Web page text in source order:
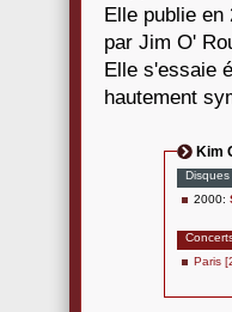
Elle publie
par Jim O'
Elle s'essaie
hautement
Kim
Disques
2000:
Paris